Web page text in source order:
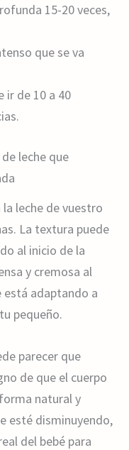
15-20 veces,
que se va
ir de 10 a 40
leche que
leche de vuestro
La textura puede
al inicio de la
y cremosa al
está adaptando a
pequeño.
parecer que
de que el cuerpo
natural y
esté disminuyendo,
del bebé para